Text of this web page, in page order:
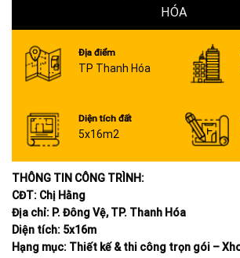
HÓA
Địa điểm
TP Thanh Hóa
Diện tích đất
5x16m2
THÔNG TIN CÔNG TRÌNH:
CĐT: Chị Hằng
Địa chỉ: P. Đông Vệ, TP. Thanh Hóa
Diện tích: 5x16m
Hạng mục: Thiết kế & thi công trọn gói –